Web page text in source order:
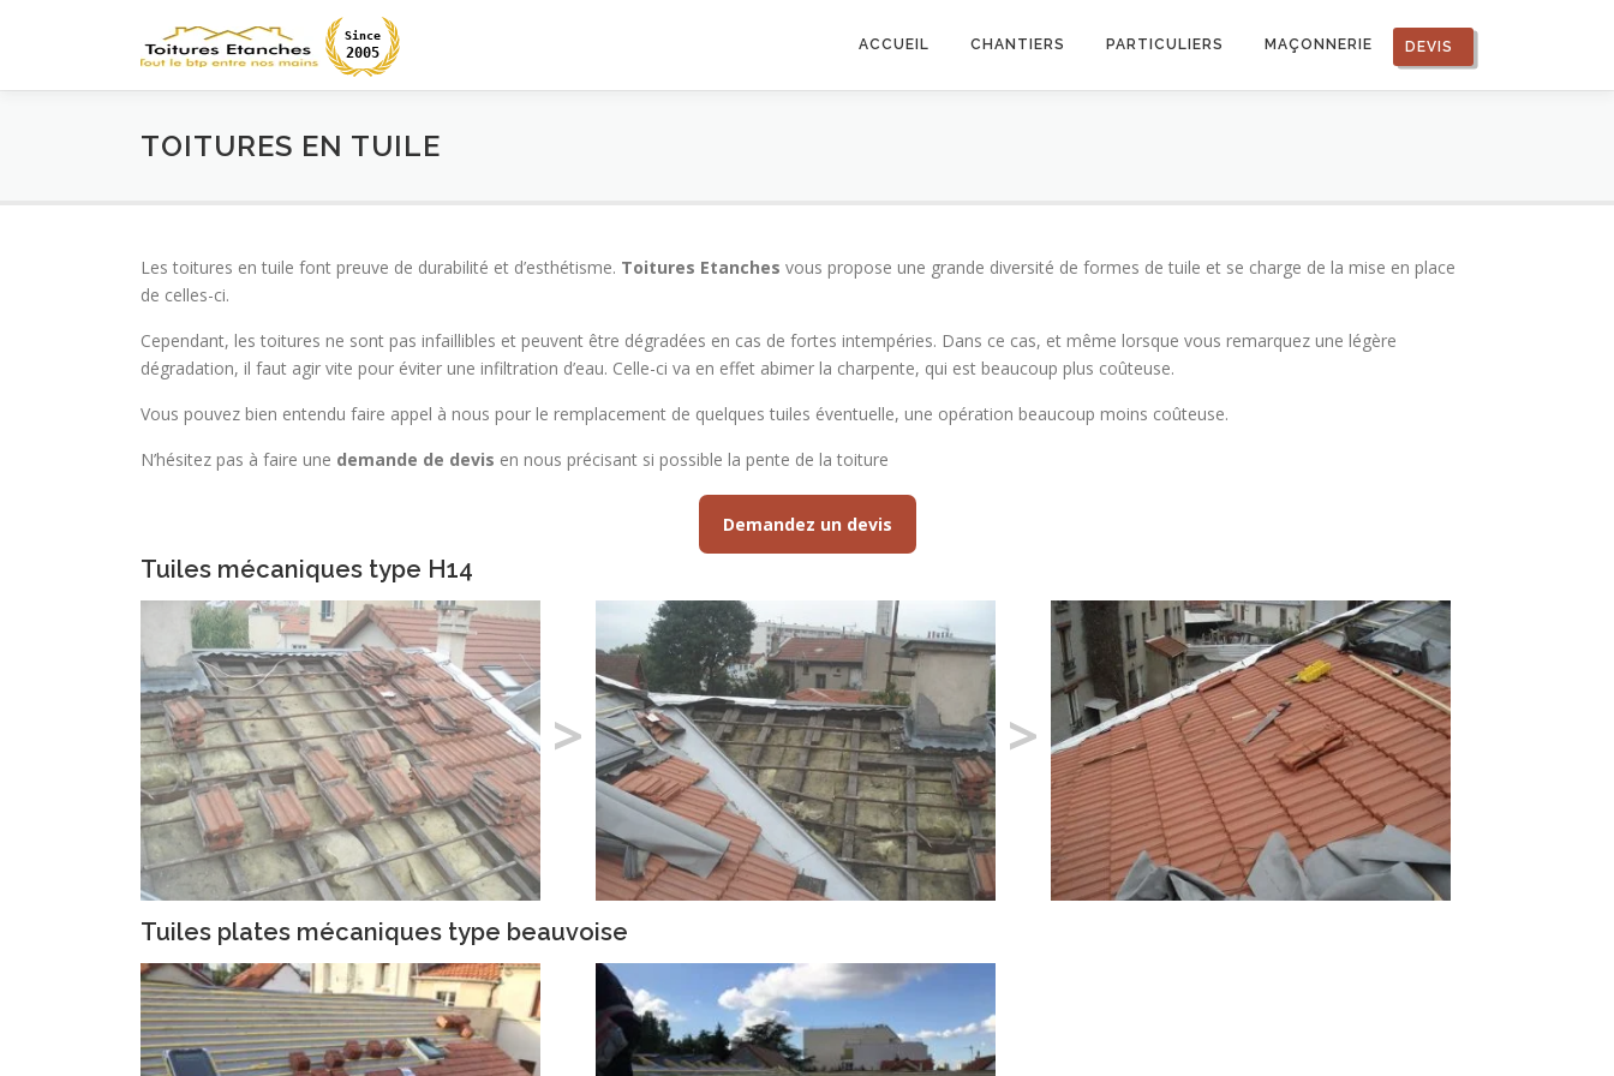
Since
2005
ACCUEIL CHANTIERS PARTICULIERS MAÇONNERIE DEVIS
TOITURES EN TUILE
Les toitures en tuile font preuve de durabilité et d’esthétisme. Toitures Etanches vous propose une grande diversité de formes de tuile et se charge de la mise en place
de celles-ci.
Cependant, les toitures ne sont pas infaillibles et peuvent être dégradées en cas de fortes intempéries. Dans ce cas, et même lorsque vous remarquez une légère
dégradation, il faut agir vite pour éviter une infiltration d’eau. Celle-ci va en effet abimer la charpente, qui est beaucoup plus coûteuse.
Vous pouvez bien entendu faire appel à nous pour le remplacement de quelques tuiles éventuelle, une opération beaucoup moins coûteuse.
N’hésitez pas à faire une demande de devis en nous précisant si possible la pente de la toiture
Demandez un devis
Tuiles mécaniques type H14
> >
Tuiles plates mécaniques type beauvoise